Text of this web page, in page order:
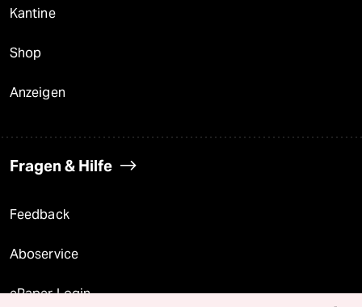
Kantine
Shop
Anzeigen
Fragen & Hilfe
Feedback
Aboservice
ePaper Login